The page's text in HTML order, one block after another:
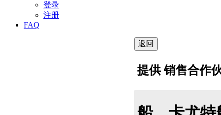
登录
注册
FAQ
返回
提供 销售合作